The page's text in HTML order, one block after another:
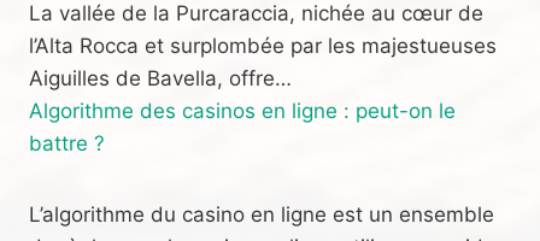
La vallée de la Purcaraccia, nichée au cœur de
l’Alta Rocca et surplombée par les majestueuses
Aiguilles de Bavella, offre…
Algorithme des casinos en ligne : peut-on le
battre ?
L’algorithme du casino en ligne est un ensemble